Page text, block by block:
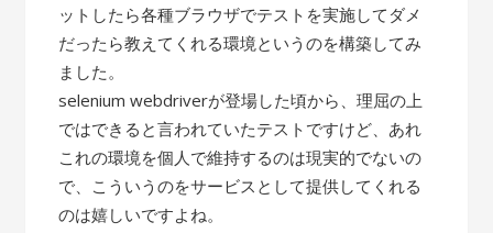
ットしたら各種ブラウザでテストを実施してダメ
だったら教えてくれる環境というのを構築してみ
ました。
selenium webdriverが登場した頃から、理屈の上
ではできると言われていたテストですけど、あれ
これの環境を個人で維持するのは現実的でないの
で、こういうのをサービスとして提供してくれる
のは嬉しいですよね。